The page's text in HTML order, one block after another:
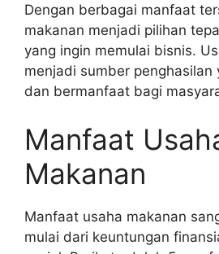
Dengan berbagai manfaat
makanan menjadi pilihan
yang ingin memulai bisnis.
menjadi sumber penghasilan
dan bermanfaat bagi
Manfaat
Makanan
Manfaat usaha makanan
mulai dari keuntungan